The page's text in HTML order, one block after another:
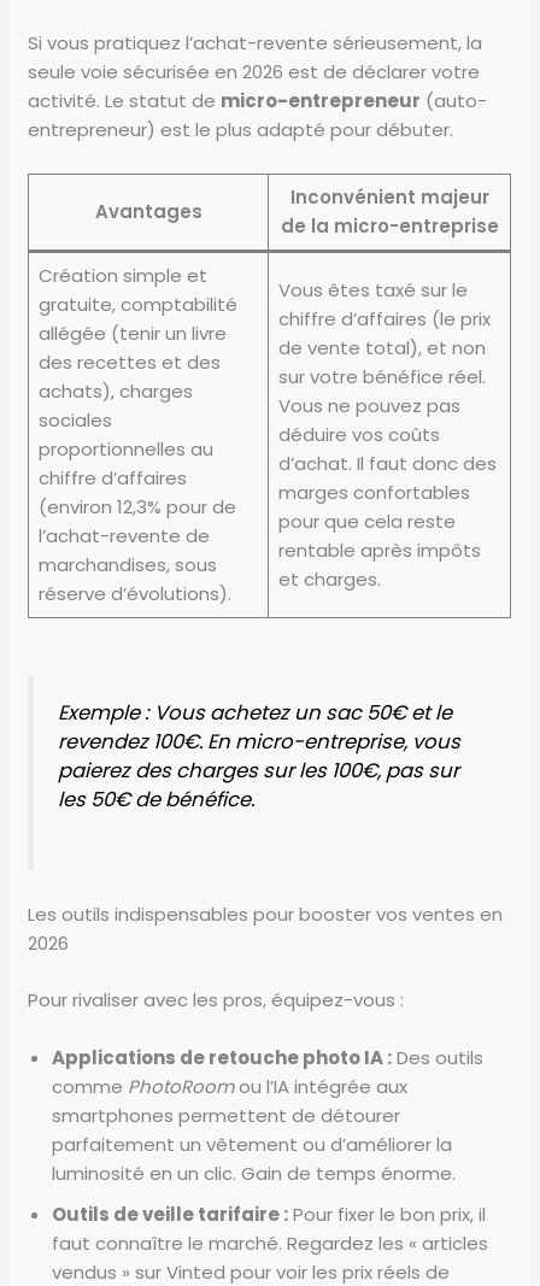
Si vous pratiquez l’achat-revente sérieusement, la
seule voie sécurisée en 2026 est de déclarer votre
activité. Le statut de micro-entrepreneur (auto-
entrepreneur) est le plus adapté pour débuter.
Avantages
Inconvénient majeur
de la micro-entreprise
Création simple et
gratuite, comptabilité
allégée (tenir un livre
des recettes et des
achats), charges
sociales
proportionnelles au
chiffre d’affaires
(environ 12,3% pour de
l’achat-revente de
marchandises, sous
réserve d’évolutions).
Vous êtes taxé sur le
chiffre d’affaires (le prix
de vente total), et non
sur votre bénéfice réel.
Vous ne pouvez pas
déduire vos coûts
d’achat. Il faut donc des
marges confortables
pour que cela reste
rentable après impôts
et charges.
Exemple : Vous achetez un sac 50€ et le
revendez 100€. En micro-entreprise, vous
paierez des charges sur les 100€, pas sur
les 50€ de bénéfice.
Les outils indispensables pour booster vos ventes en
2026
Pour rivaliser avec les pros, équipez-vous :
Applications de retouche photo IA :Des outils
comme PhotoRoomou l’IA intégrée aux
smartphones permettent de détourer
parfaitement un vêtement ou d’améliorer la
luminosité en un clic. Gain de temps énorme.
Outils de veille tarifaire :Pour fixer le bon prix, il
faut connaître le marché. Regardez les « articles
vendus » sur Vinted pour voir les prix réels de